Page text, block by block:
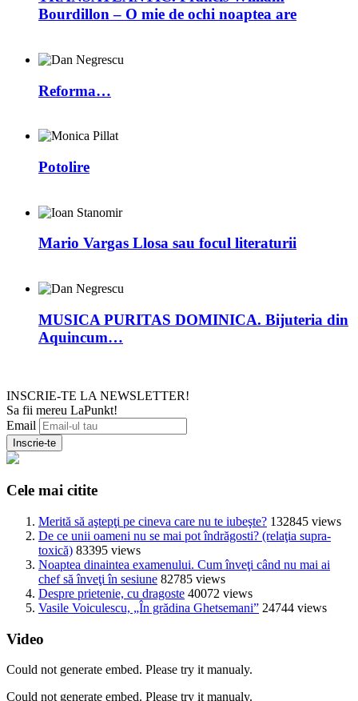
Bourdillon – O mie de ochi noaptea are
Reforma…
Potolire
Mario Vargas Llosa sau focul literaturii
MUSICA PURITAS DOMINICA. Bijuteria din
Aquincum…
INSCRIE-TE LA NEWSLETTER!
Sa fii mereu LaPunkt!
Email
Cele mai citite
Merită să aştepţi pe cineva care nu te iubeşte? 132845 views
De ce unii oameni nu se mai pot îndrăgosti? (relaţia supra-
toxică) 83395 views
Noaptea dinaintea examenului. Cum înveţi când nu mai ai
chef să înveţi în sesiune 82785 views
Despre prietenie, cu dragoste 40072 views
Vasile Voiculescu, „În grădina Ghetsemani” 24744 views
Video
Could not generate embed. Please try it manualy.
Could not generate embed. Please try it manualy.